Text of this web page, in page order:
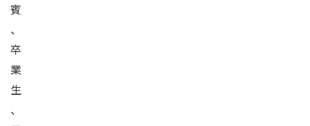
賓
、
卒
業
生
、